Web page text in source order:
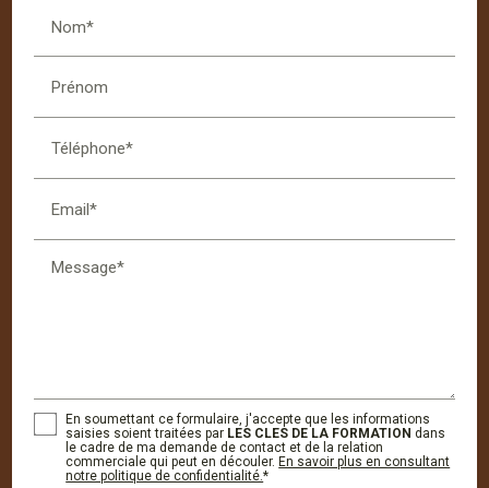
Nom*
Prénom
Téléphone*
Email*
Message*
En soumettant ce formulaire, j'accepte que les informations
saisies soient traitées par LES CLES DE LA FORMATION dans
le cadre de ma demande de contact et de la relation
commerciale qui peut en découler.En savoir plus en consultant
notre politique de confidentialité.*